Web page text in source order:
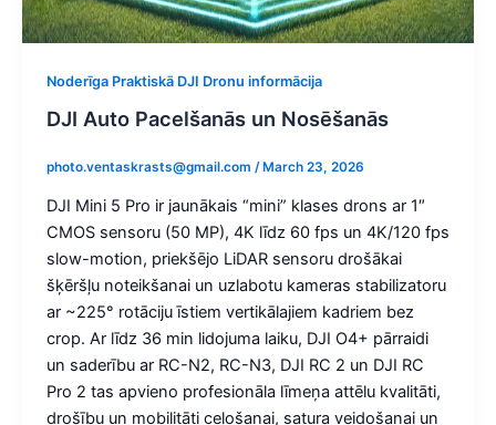
Noderīga Praktiskā DJI Dronu informācija
DJI Auto Pacelšanās un Nosēšanās
photo.ventaskrasts@gmail.com / March 23, 2026
DJI Mini 5 Pro ir jaunākais “mini” klases drons ar 1″
CMOS sensoru (50 MP), 4K līdz 60 fps un 4K/120 fps
slow-motion, priekšējo LiDAR sensoru drošākai
šķēršļu noteikšanai un uzlabotu kameras stabilizatoru
ar ~225° rotāciju īstiem vertikālajiem kadriem bez
crop. Ar līdz 36 min lidojuma laiku, DJI O4+ pārraidi
un saderību ar RC-N2, RC-N3, DJI RC 2 un DJI RC
Pro 2 tas apvieno profesionāla līmeņa attēlu kvalitāti,
drošību un mobilitāti ceļošanai, satura veidošanai un